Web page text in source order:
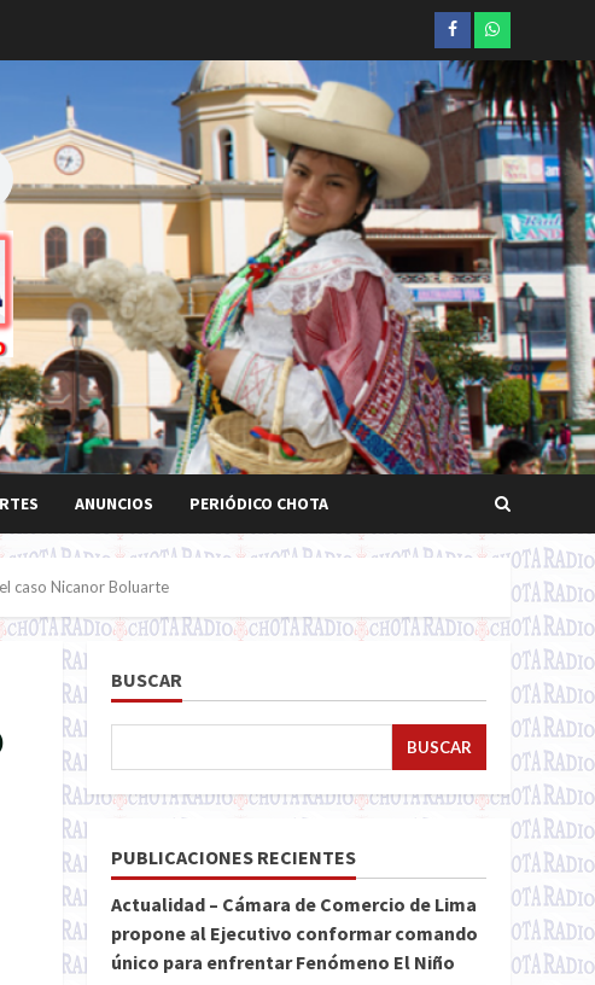
Facebookwhatsapp
ANUNCIOS PERIÓDICO CHOTA
caso Nicanor Boluarte
BUSCAR
BUSCAR
PUBLICACIONES RECIENTES
Actualidad – Cámara de Comercio de Lima
propone al Ejecutivo conformar comando
único para enfrentar Fenómeno El Niño